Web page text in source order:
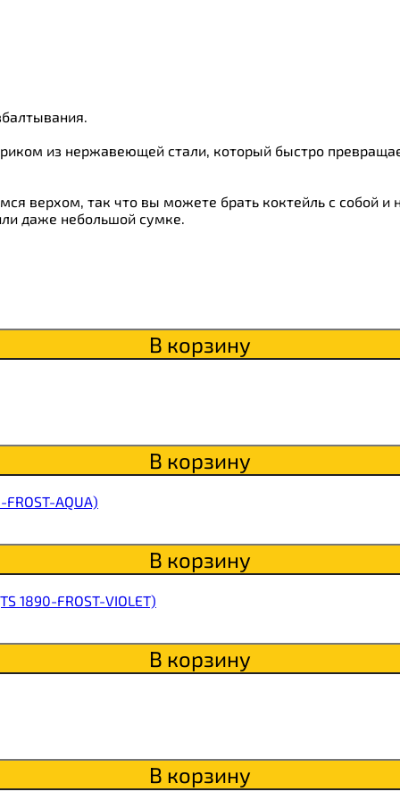
Chikapie
из нержавеющей стали, который быстро
верхом, так что вы можете брать коктейль с собой и
даже небольшой сумке.
В корзину
В корзину
AQUA)
В корзину
1890-FROST-VIOLET)
В корзину
В корзину